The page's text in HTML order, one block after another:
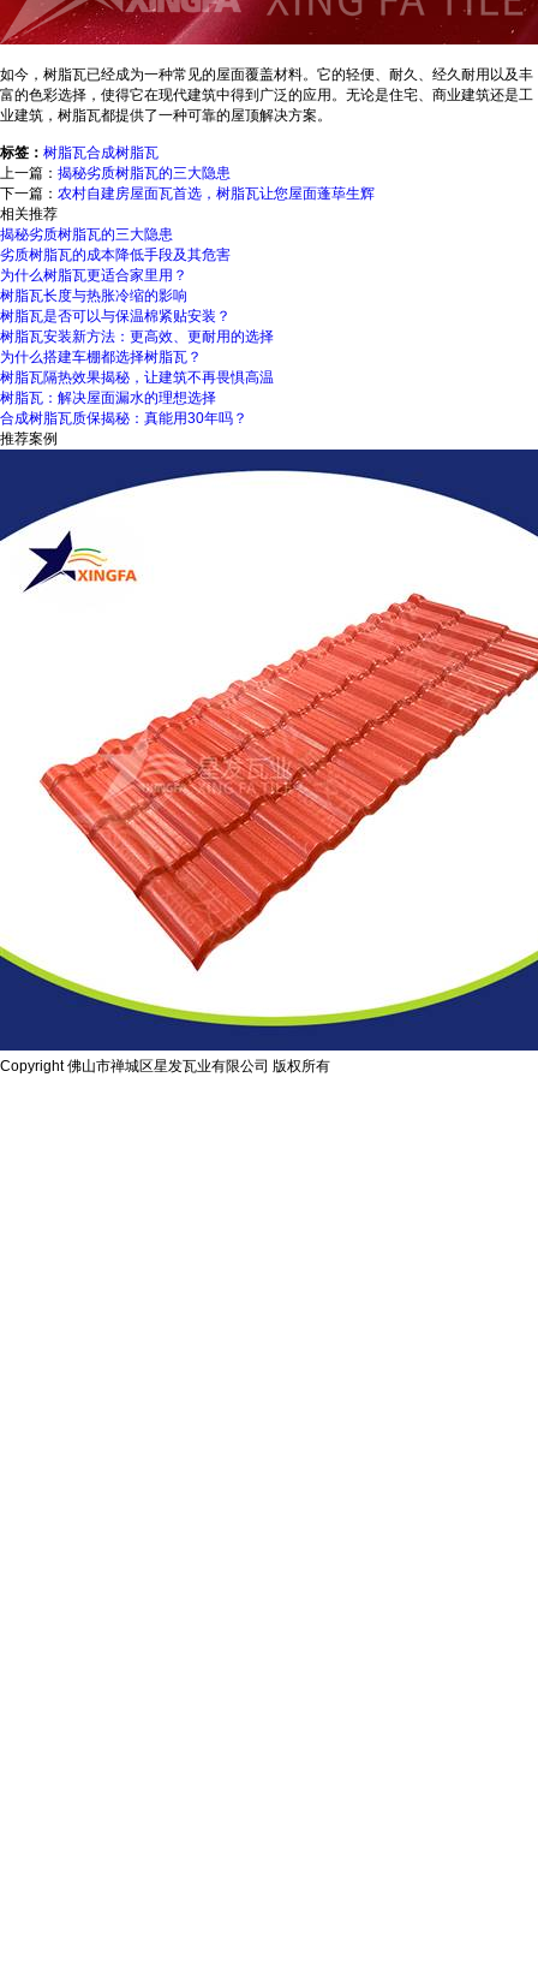
如今，树脂瓦已经成为一种常见的屋面覆盖材料。它的轻便、耐久、经久耐用以及丰
富的色彩选择，使得它在现代建筑中得到广泛的应用。无论是住宅、商业建筑还是工
业建筑，树脂瓦都提供了一种可靠的屋顶解决方案。
标签： 树脂瓦合成树脂瓦
上一篇： 揭秘劣质树脂瓦的三大隐患
下一篇： 农村自建房屋面瓦首选，树脂瓦让您屋面蓬荜生辉
相关推荐
揭秘劣质树脂瓦的三大隐患
劣质树脂瓦的成本降低手段及其危害
为什么树脂瓦更适合家里用？
树脂瓦长度与热胀冷缩的影响
树脂瓦是否可以与保温棉紧贴安装？
树脂瓦安装新方法：更高效、更耐用的选择
为什么搭建车棚都选择树脂瓦？
树脂瓦隔热效果揭秘，让建筑不再畏惧高温
树脂瓦：解决屋面漏水的理想选择
合成树脂瓦质保揭秘：真能用30年吗？
推荐案例
Copyright 佛山市禅城区星发瓦业有限公司 版权所有